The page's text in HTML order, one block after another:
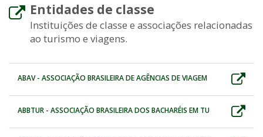
Entidades de classe
Instituições de classe e associações relacionadas
ao turismo e viagens.
ABAV - ASSOCIAÇÃO BRASILEIRA DE AGÊNCIAS DE VIAGEM
ABBTUR - ASSOCIAÇÃO BRASILEIRA DOS BACHARÉIS EM TU